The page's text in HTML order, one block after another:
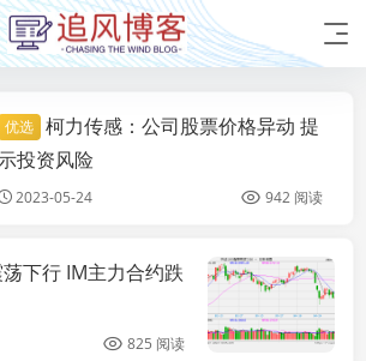
实时要闻
优选 柯力传感：公司股票价格异动 提
投资风险
2023-05-24 942 阅读
下行 IM主力合约跌
825 阅读